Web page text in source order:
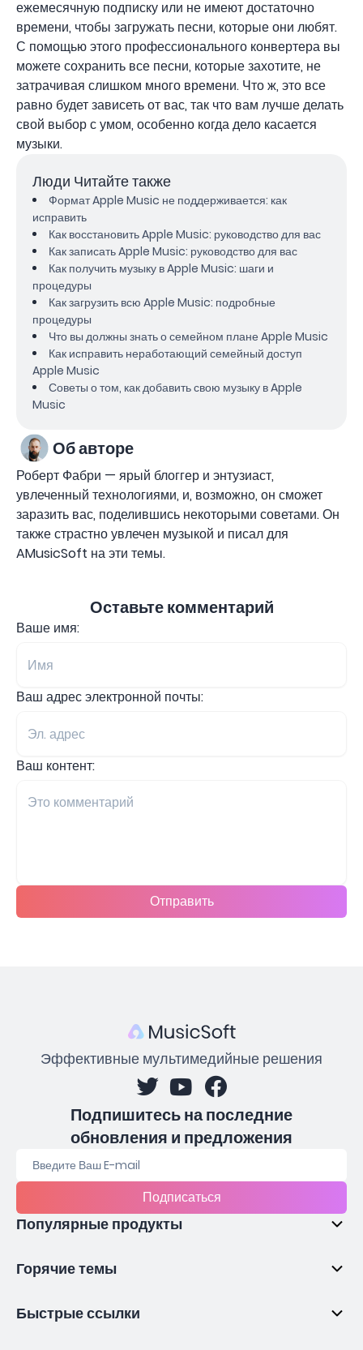
ежемесячную подписку или не имеют достаточно
времени, чтобы загружать песни, которые они любят.
С помощью этого профессионального конвертера вы
можете сохранить все песни, которые захотите, не
затрачивая слишком много времени. Что ж, это все
равно будет зависеть от вас, так что вам лучше делать
свой выбор с умом, особенно когда дело касается
музыки.
Люди Читайте также
Формат Apple Music не поддерживается: как
исправить
Как восстановить Apple Music: руководство для вас
Как записать Apple Music: руководство для вас
Как получить музыку в Apple Music: шаги и
процедуры
Как загрузить всю Apple Music: подробные
процедуры
Что вы должны знать о семейном плане Apple Music
Как исправить неработающий семейный доступ
Apple Music
Советы о том, как добавить свою музыку в Apple
Music
Об авторе
Роберт Фабри — ярый блоггер и энтузиаст,
увлеченный технологиями, и, возможно, он сможет
заразить вас, поделившись некоторыми советами. Он
также страстно увлечен музыкой и писал для
AMusicSoft на эти темы.
Оставьте комментарий
Ваше имя:
Ваш адрес электронной почты:
Ваш контент:
Отправить
Эффективные мультимедийные решения
Подпишитесь на последние
обновления и предложения
Подписаться
Популярные продукты
Горячие темы
Быстрые ссылки